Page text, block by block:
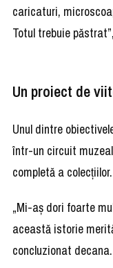
caricaturi,
Totul trebuie
Un proiect de
Unul dintre
într-un circuit
completă a colecțiilor.
„Mi-aș dori foarte
această istorie
concluzionat decana.